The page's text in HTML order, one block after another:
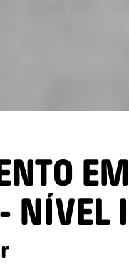
NÍVEL